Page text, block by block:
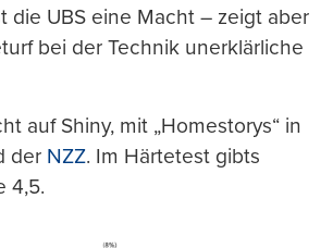
die UBS eine Macht – zeigt aber
bei der Technik unerklärliche
auf Shiny, mit „Homestorys“ in
der NZZ. Im Härtetest gibts
4,5.